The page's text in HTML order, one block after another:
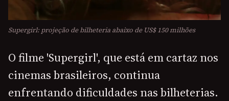
Supergirl: projeção de bilheteria abaixo de US$ 150 milhões
O filme 'Supergirl', que está em cartaz nos
cinemas brasileiros, continua
enfrentando dificuldades nas bilheterias.